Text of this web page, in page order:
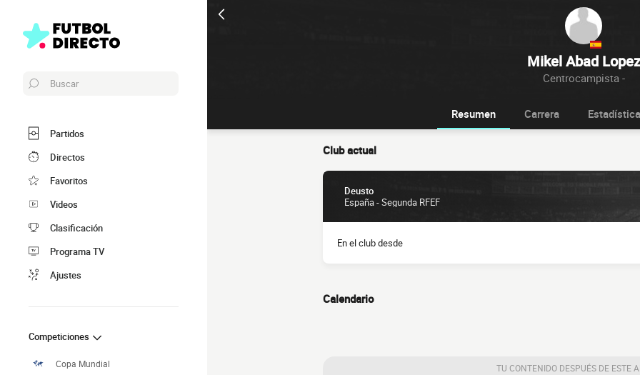
Mikel Abad Lopez
Centrocampista -
Buscar
Partidos
Directos
Favoritos
Videos
Clasificación
Programa TV
Ajustes
Competiciones
Copa Mundial
Resumen Carrera
Club actual
Deusto
España - Segunda RFEF
En el club desde
Calendario
TU CONTENIDO DESPUÉS DE ESTE